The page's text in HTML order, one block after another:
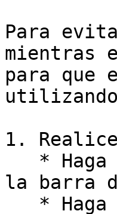
Para
mientras
para que
1.
la barra